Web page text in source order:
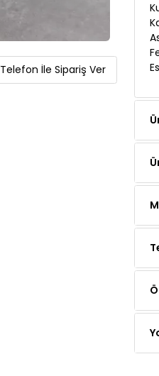
Telefon İle Sipariş Ver